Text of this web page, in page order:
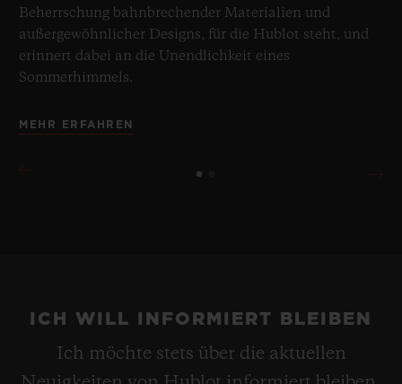
Beherrschung bahnbrechender Materialien und
außergewöhnlicher Designs, für die Hublot steht, und
erinnert dabei an die Unendlichkeit eines
Sommerhimmels.
MEHR ERFAHREN
ICH WILL INFORMIERT BLEIBEN
Ich möchte stets über die aktuellen